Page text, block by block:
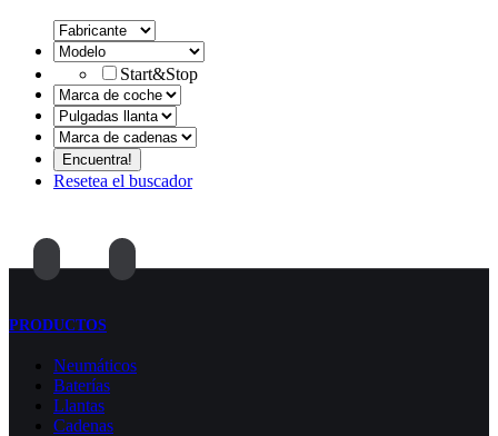
Start&Stop
Resetea el buscador
PRODUCTOS
Neumáticos
Baterías
Llantas
Cadenas